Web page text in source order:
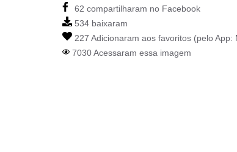
62 compartilharam no Facebook
534 baixaram
227 Adicionaram aos favoritos (pelo App:
7030 Acessaram essa imagem